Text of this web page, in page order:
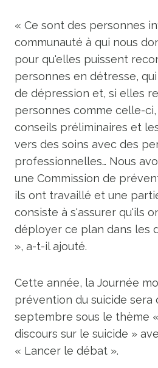
« Ce sont des personnes
communauté à qui nous
pour qu'elles puissent
personnes en détresse,
de dépression et, si elles
personnes comme celle-
conseils préliminaires et
vers des soins avec des
professionnelles… Nous
une Commission de
ils ont travaillé et une
consiste à s'assurer qu'ils
déployer ce plan dans les
», a-t-il ajouté.
Cette année, la Journée
prévention du suicide sera
septembre sous le thème
discours sur le suicide »
« Lancer le débat ».